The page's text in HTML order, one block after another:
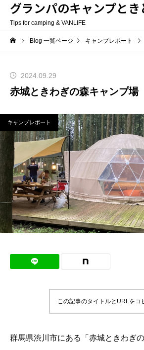
グランパのキャンプとき
Tips for camping & VANLIFE
Blog 一覧ページ キャンプレポート
2024.09.29
赤城ときわぎの森キャンプ場
キャンプレポート
この記事のタイトルとURLをコ
群馬県渋川市にある「赤城ときわぎ